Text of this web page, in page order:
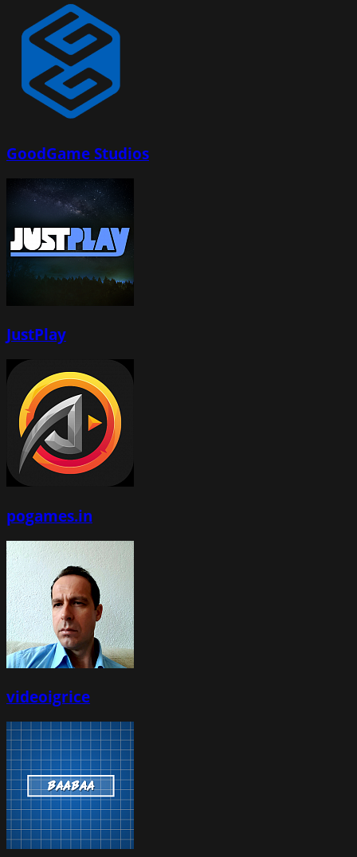
GoodGame Studios
JustPlay
pogames.in
videoigrice